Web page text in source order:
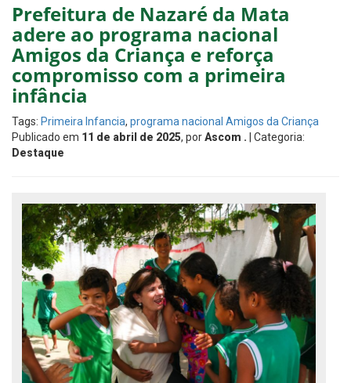
Prefeitura de Nazaré da Mata
adere ao programa nacional
Amigos da Criança e reforça
compromisso com a primeira
infância
Tags: Primeira Infancia, programa nacional Amigos da Criança
Publicado em 11 de abril de 2025, porAscom . | Categoria:
Destaque